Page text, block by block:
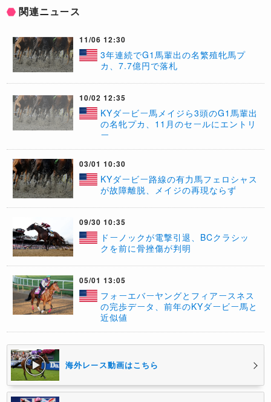
関連ニュース
11/06 12:30
3年連続でG1馬輩出の名繁殖牝馬プ
カ、7.7億円で落札
10/02 12:35
KYダービー馬メイジら3頭のG1馬輩出
の名牝プカ、11月のセールにエントリ
ー
03/01 10:30
KYダービー路線の有力馬フェロシャス
が故障離脱、メイジの再現ならず
09/30 10:35
​ドーノックが電撃引退、BCクラシッ
クを前に骨挫傷が判明
05/01 13:05
フォーエバーヤングとフィアースネス
の完歩データ、前年のKYダービー馬と
近似値
海外レース動画はこちら